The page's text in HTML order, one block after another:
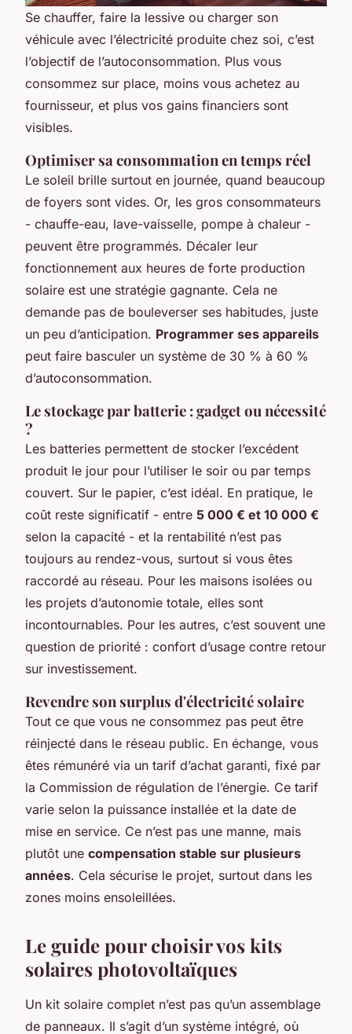
Se chauffer, faire la lessive ou charger son
véhicule avec l’électricité produite chez soi, c’est
l’objectif de l’autoconsommation. Plus vous
consommez sur place, moins vous achetez au
fournisseur, et plus vos gains financiers sont
visibles.
Optimiser sa consommation en temps réel
Le soleil brille surtout en journée, quand beaucoup
de foyers sont vides. Or, les gros consommateurs
- chauffe-eau, lave-vaisselle, pompe à chaleur -
peuvent être programmés. Décaler leur
fonctionnement aux heures de forte production
solaire est une stratégie gagnante. Cela ne
demande pas de bouleverser ses habitudes, juste
un peu d’anticipation. Programmer ses appareils
peut faire basculer un système de 30 % à 60 %
d’autoconsommation.
Le stockage par batterie : gadget ou nécessité
?
Les batteries permettent de stocker l’excédent
produit le jour pour l’utiliser le soir ou par temps
couvert. Sur le papier, c’est idéal. En pratique, le
coût reste significatif - entre 5 000 € et 10 000 €
selon la capacité - et la rentabilité n’est pas
toujours au rendez-vous, surtout si vous êtes
raccordé au réseau. Pour les maisons isolées ou
les projets d’autonomie totale, elles sont
incontournables. Pour les autres, c’est souvent une
question de priorité : confort d’usage contre retour
sur investissement.
Revendre son surplus d'électricité solaire
Tout ce que vous ne consommez pas peut être
réinjecté dans le réseau public. En échange, vous
êtes rémunéré via un tarif d’achat garanti, fixé par
la Commission de régulation de l’énergie. Ce tarif
varie selon la puissance installée et la date de
mise en service. Ce n’est pas une manne, mais
plutôt une compensation stable sur plusieurs
années. Cela sécurise le projet, surtout dans les
zones moins ensoleillées.
Le guide pour choisir vos kits
solaires photovoltaïques
Un kit solaire complet n’est pas qu’un assemblage
de panneaux. Il s’agit d’un système intégré, où